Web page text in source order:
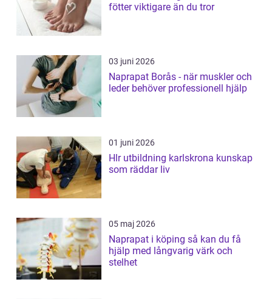
fötter viktigare än du tror
03 juni 2026
Naprapat Borås - när muskler och
leder behöver professionell hjälp
01 juni 2026
Hlr utbildning karlskrona kunskap
som räddar liv
05 maj 2026
Naprapat i köping så kan du få
hjälp med långvarig värk och
stelhet